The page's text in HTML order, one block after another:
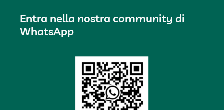
Entra nella nostra community di
WhatsApp